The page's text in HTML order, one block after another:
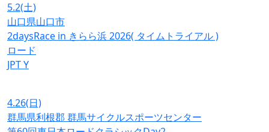
5.2(土)
山口県山口市
2daysRace in きらら浜 2026( タイムトライアル )
ロード
JPTY
4.26(日)
群馬県利根郡 群馬サイクルスポーツセンター